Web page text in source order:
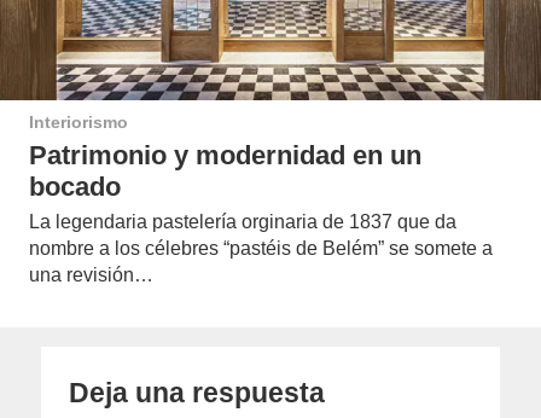
Interiorismo
Patrimonio y modernidad en un
bocado
La legendaria pastelería orginaria de 1837 que da
nombre a los célebres “pastéis de Belém” se somete a
una revisión…
Deja una respuesta